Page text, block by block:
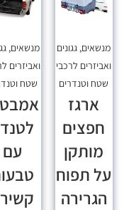
מנשאים, גגונים
ואביזרים לרכבי
שטח וטנדרים
ארגז
חפצים
מותקן
על תפוח
הגרירה
מנשאים,
ואביזרים
שטח
עם